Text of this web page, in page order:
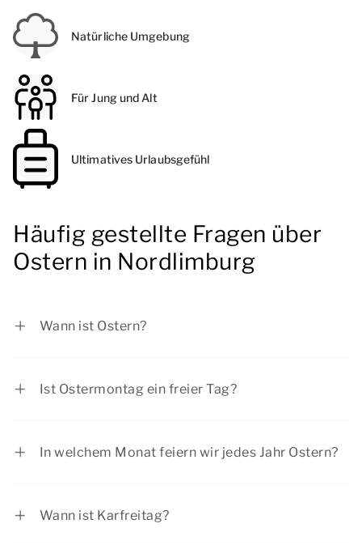
Natürliche Umgebung
Für Jung und Alt
Ultimatives Urlaubsgefühl
Häufig gestellte Fragen über
Ostern in Nordlimburg
Wann ist Ostern?
Ist Ostermontag ein freier Tag?
In welchem Monat feiern wir jedes Jahr Ostern?
Wann ist Karfreitag?